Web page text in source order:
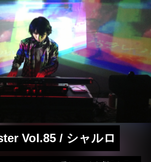
Vol.85 / シャルロ